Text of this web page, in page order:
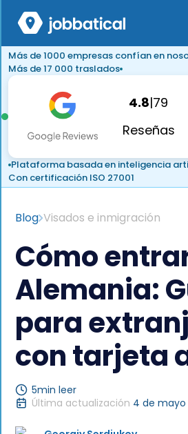
Más de 1000 empresas confían en
Más de 17 000 traslados
4.8|79
Reseñas
Plataforma basada en inteligencia
Con certificación ISO 27001
Blog Visados e inmigración
Cómo
Alemania:
para
con tarjeta
5min leer
Última actualización 4 de mayo